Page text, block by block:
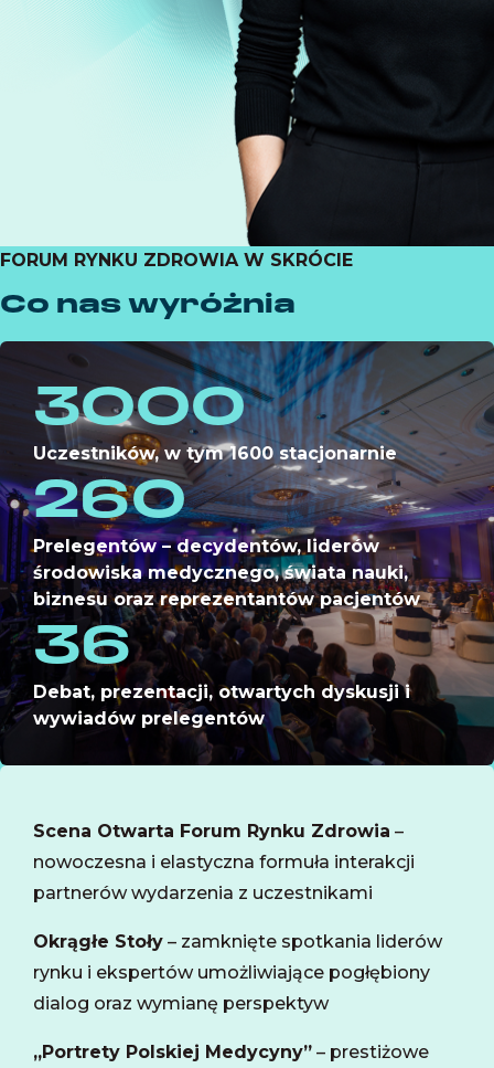
FORUM RYNKU ZDROWIA W SKRÓCIE
Co nas wyróżnia
Scena Otwarta Forum Rynku Zdrowia –
nowoczesna i elastyczna formuła interakcji
partnerów wydarzenia z uczestnikami
Okrągłe Stoły – zamknięte spotkania liderów
rynku i ekspertów umożliwiające pogłębiony
dialog oraz wymianę perspektyw
„Portrety Polskiej Medycyny” – prestiżowe
3000
Uczestników, w tym 1600 stacjonarnie
260
Prelegentów – decydentów, liderów
środowiska medycznego, świata nauki,
biznesu oraz reprezentantów pacjentów
36
Debat, prezentacji, otwartych dyskusji i
wywiadów prelegentów